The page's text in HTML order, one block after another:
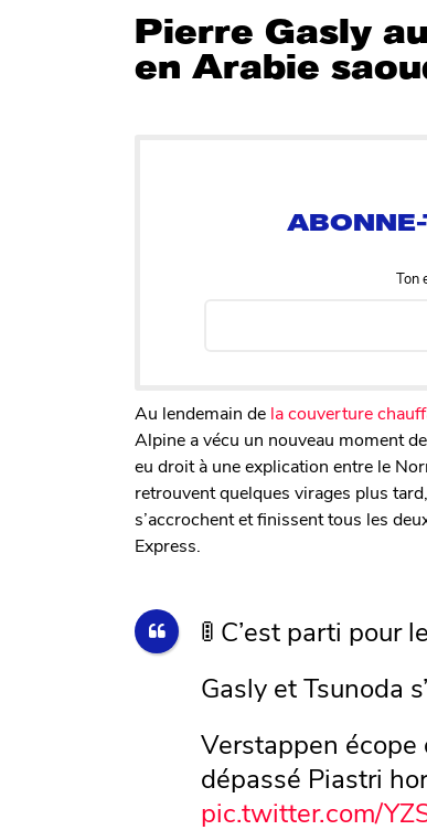
Pierre Gasly
en Arabie
Ton
Au lendemain de la couverture
Alpine a vécu un nouveau moment
eu droit à une explication entre le
retrouvent quelques virages plus
s’accrochent et finissent tous les
Express.
🚦 C’est parti
Gasly et Tsunoda
Verstappen
dépassé Piastri
pic.twitter.com/